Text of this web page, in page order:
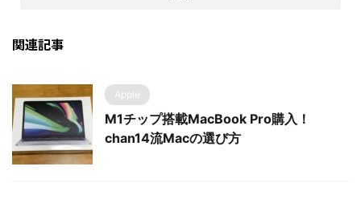
関連記事
Apple
M1チップ搭載MacBook Pro購入！
chan14流Macの選び方